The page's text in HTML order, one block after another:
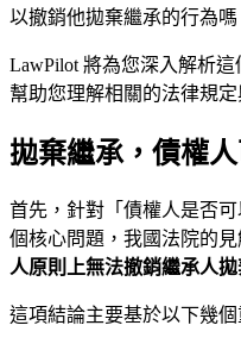
以撤銷他拋棄繼承的行為嗎
LawPilot 將為您深入解析
幫助您理解相關的法律規定
拋棄繼承，債權
首先，針對「債權人是否
個核心問題，我國法院的
人原則上無法撤銷繼承人拋
這項結論主要基於以下幾